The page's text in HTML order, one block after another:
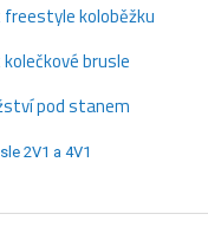
freestyle koloběžku
brusle
pod stanem
2V1 a 4V1